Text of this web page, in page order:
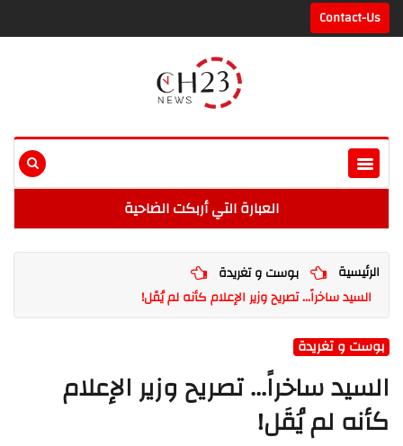
Contact-Us
العبارة التي أربكت الضاحية
الرئيسية
بوست و تغريدة
السيد ساخراً... تصريح وزير الإعلام كأنه لم يُقَل!
بوست و تغريدة
السيد ساخراً... تصريح وزير الإعلام
كأنه لم يُقَل!